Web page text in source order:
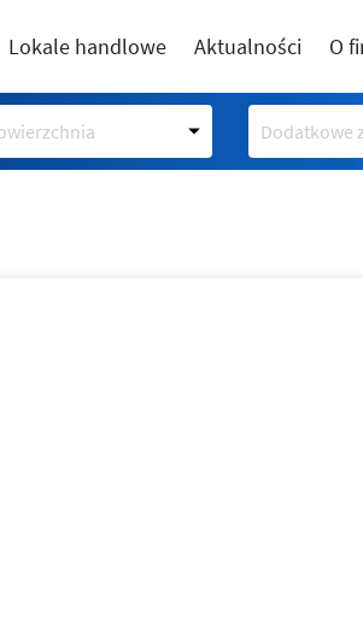
Lokale handlowe Aktualności O
Dodatkowe